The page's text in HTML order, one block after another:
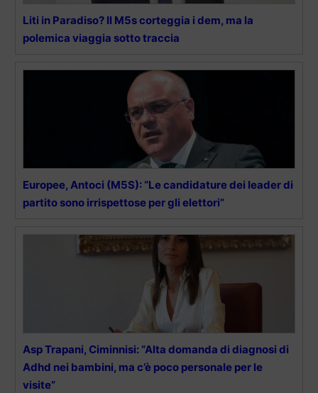
Liti in Paradiso? Il M5s corteggia i dem, ma la
polemica viaggia sotto traccia
Europee, Antoci (M5S): “Le candidature dei leader di
partito sono irrispettose per gli elettori”
Asp Trapani, Ciminnisi: “Alta domanda di diagnosi di
Adhd nei bambini, ma c’è poco personale per le
visite”